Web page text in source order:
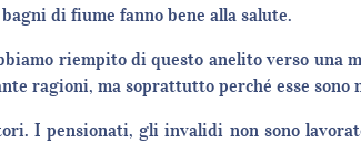
di fiume fanno bene alla salute.
riempito di questo anelito verso una
ragioni, ma soprattutto perché esse
I pensionati, gli invalidi non sono